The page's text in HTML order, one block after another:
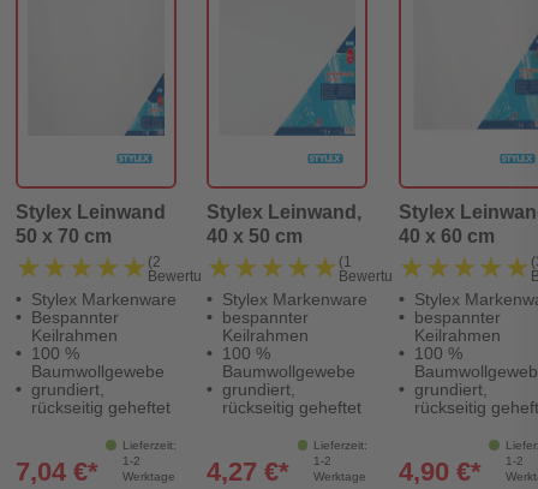
Stylex Leinwand
50 x 70 cm
★★★★★
★★★★★ (2
Bewertungen)
Stylex Markenware
Bespannter
Keilrahmen
100 %
Baumwollgewebe
grundiert,
rückseitig geheftet
Lieferzeit:
1-2
Werktage
7,04 €*
Stylex Leinwand,
40 x 50 cm
★★★★★
★★★★★ (1
Bewertung)
Stylex Markenware
bespannter
Keilrahmen
100 %
Baumwollgewebe
grundiert,
rückseitig geheftet
Lieferzeit:
1-2
Werktage
4,27 €*
Stylex
40 x 60 cm
★★★★★
★★★★★
Stylex
bespannter
Keilrahmen
100 %
grundiert,
rückseitig
1-2
4,90 €*